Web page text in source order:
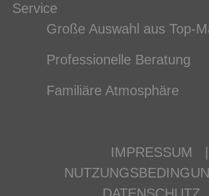
Service
Große Auswahl aus Top-
Professionelle Beratung
Familiäre Atmosphäre
IMPRESSUM